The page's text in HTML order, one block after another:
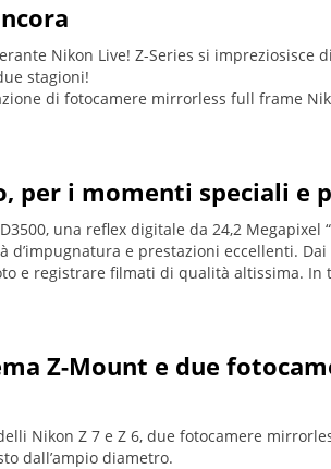
Nikon Live! Z-Series si impreziosisce
stagioni!
di fotocamere mirrorless full frame
per i momenti speciali e
una reflex digitale da 24,2 Megapixel
e prestazioni eccellenti.
e registrare filmati di qualità altissima. In
Z-Mount e due
Nikon Z 7 e Z 6, due fotocamere
dall’ampio diametro.